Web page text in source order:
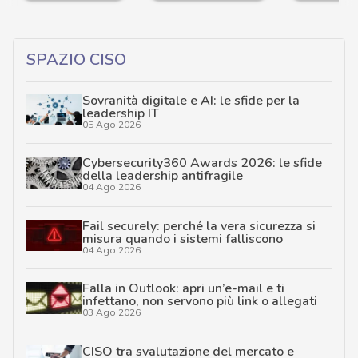
SPAZIO CISO
Sovranità digitale e AI: le sfide per la
leadership IT
05 Ago 2026
Cybersecurity360 Awards 2026: le sfide
della leadership antifragile
04 Ago 2026
Fail securely: perché la vera sicurezza si
misura quando i sistemi falliscono
04 Ago 2026
Falla in Outlook: apri un’e-mail e ti
infettano, non servono più link o allegati
03 Ago 2026
CISO tra svalutazione del mercato e